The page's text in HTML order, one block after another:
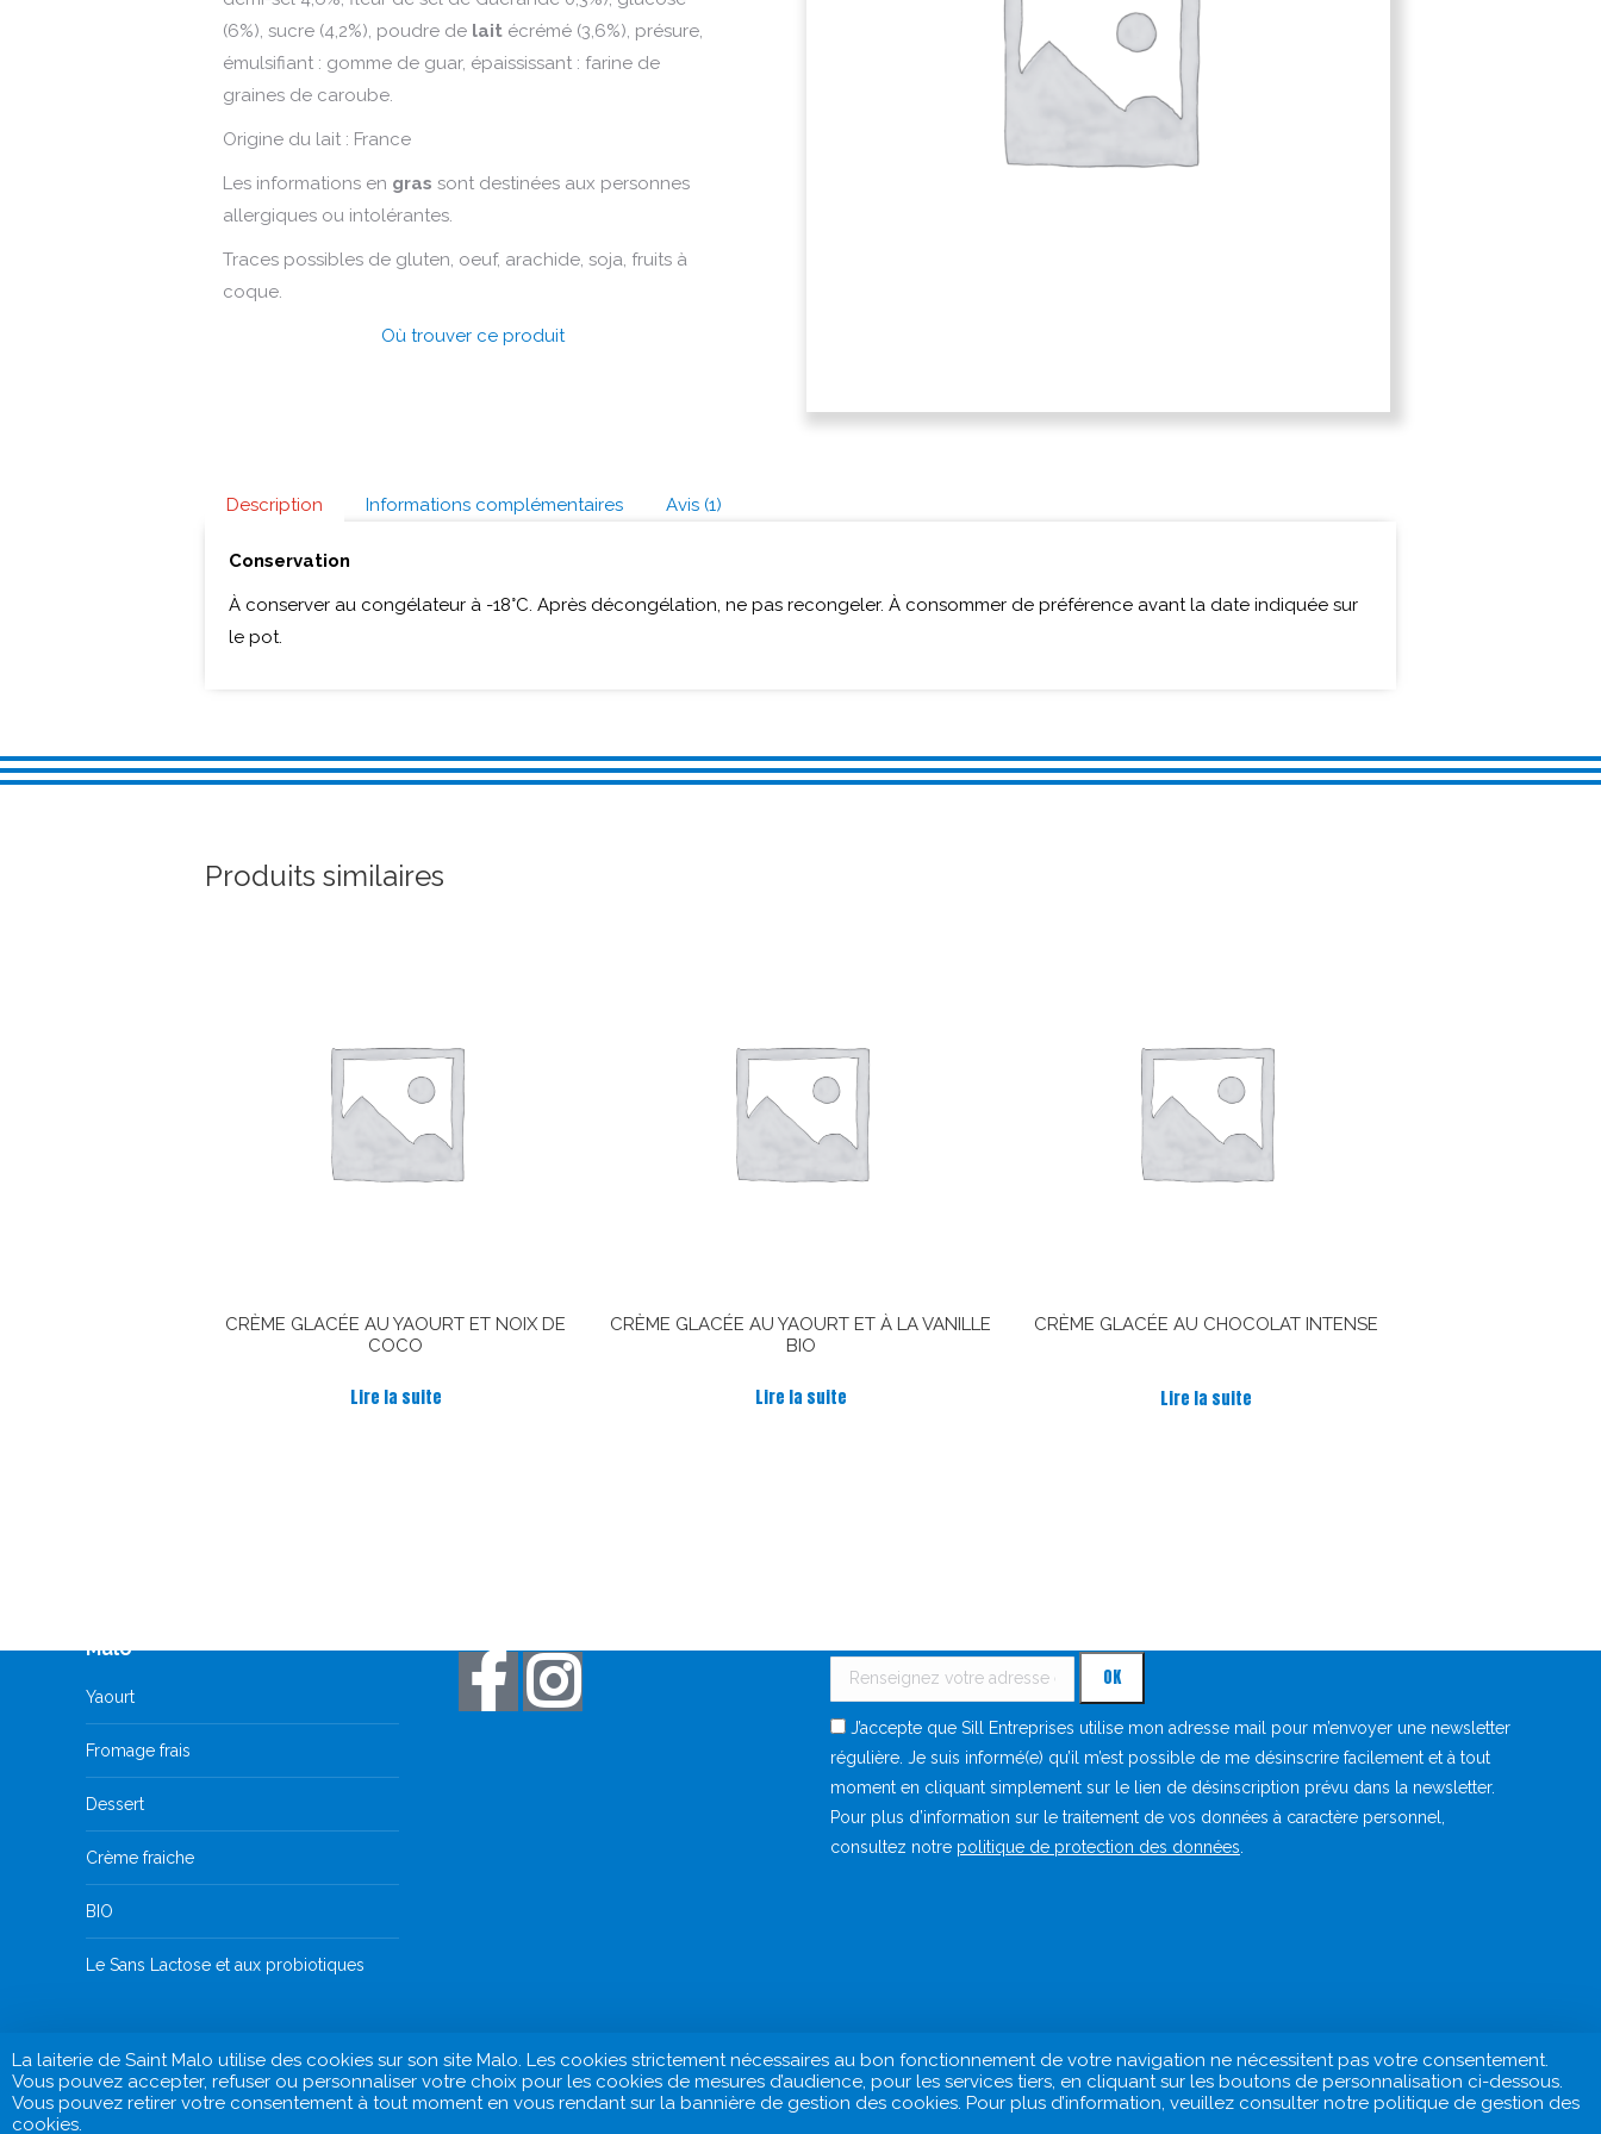
La laiterie de Saint Malo utilise des cookies sur son site Malo. Les cookies strictement nécessaires au bon fonctionnement de votre navigation ne nécessitent pas votre consentement.
Vous pouvez accepter, refuser ou personnaliser votre choix pour les cookies de mesures d’audience, pour les services tiers, en cliquant sur les boutons de personnalisation ci-dessous.
Vous pouvez retirer votre consentement à tout moment en vous rendant sur la bannière de gestion des cookies. Pour plus d’information, veuillez consulter notre politique de gestion des
cookies.
(6%), sucre (4,2%), poudre de lait écrémé (3,6%), présure,
émulsifiant : gomme de guar, épaississant : farine de
graines de caroube.
Origine du lait : France
Les informations en gras sont destinées aux personnes
allergiques ou intolérantes.
Traces possibles de gluten, oeuf, arachide, soja, fruits à
coque.
Où trouver ce produit
Description Informations complémentaires Avis (1)
Conservation
À conserver au congélateur à -18°C. Après décongélation, ne pas recongeler. À consommer de préférence avant la date indiquée sur
le pot.
Produits similaires
CRÈME GLACÉE AU YAOURT ET NOIX DE
COCO
Lire la suite
CRÈME GLACÉE AU YAOURT ET À LA VANILLE
BIO
Lire la suite
CRÈME GLACÉE AU CHOCOLAT INTENSE
sur 5
Lire la suite
Malo
Yaourt
Fromage frais
Dessert
Crème fraiche
BIO
Le Sans Lactose et aux probiotiques
J’accepte que Sill Entreprises utilise mon adresse mail pour m’envoyer une newsletter
régulière. Je suis informé(e) qu’il m’est possible de me désinscrire facilement et à tout
moment en cliquant simplement sur le lien de désinscription prévu dans la newsletter.
Pour plus d’information sur le traitement de vos données à caractère personnel,
consultez notre politique de protection des données